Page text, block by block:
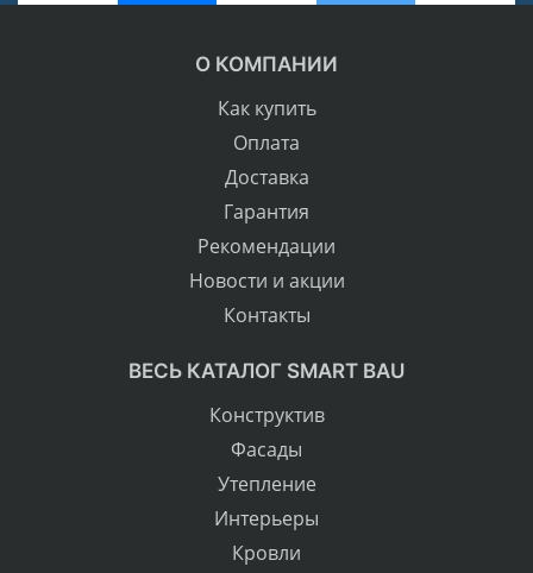
О КОМПАНИИ
Как купить
Оплата
Доставка
Гарантия
Рекомендации
Новости и акции
Контакты
ВЕСЬ КАТАЛОГ SMART BAU
Конструктив
Фасады
Утепление
Интерьеры
Кровли